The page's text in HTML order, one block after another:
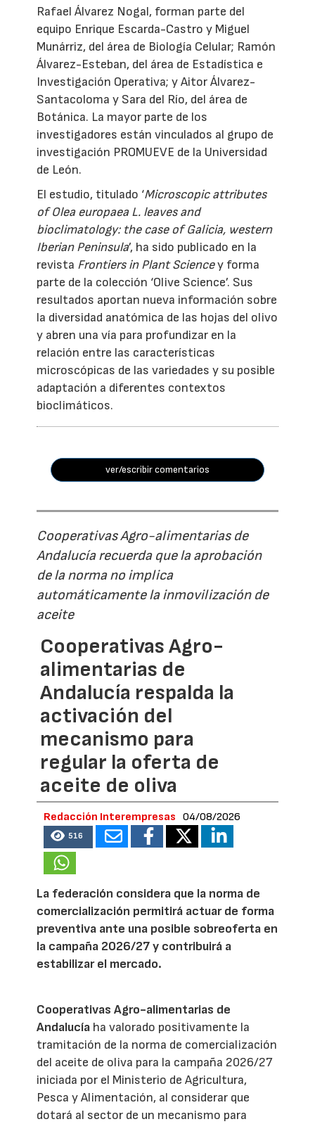
Rafael Álvarez Nogal, forman parte del
equipo Enrique Escarda-Castro y Miguel
Munárriz, del área de Biología Celular; Ramón
Álvarez-Esteban, del área de Estadística e
Investigación Operativa; y Aitor Álvarez-
Santacoloma y Sara del Río, del área de
Botánica. La mayor parte de los
investigadores están vinculados al grupo de
investigación PROMUEVE de la Universidad
de León.
El estudio, titulado ‘Microscopic attributes
of Olea europaea L. leaves and
bioclimatology: the case of Galicia, western
Iberian Peninsula’, ha sido publicado en la
revista Frontiers in Plant Sciencey forma
parte de la colección ‘Olive Science’. Sus
resultados aportan nueva información sobre
la diversidad anatómica de las hojas del olivo
y abren una vía para profundizar en la
relación entre las características
microscópicas de las variedades y su posible
adaptación a diferentes contextos
bioclimáticos.
ver/escribir comentarios
Cooperativas Agro-alimentarias de
Andalucía recuerda que la aprobación
de la norma no implica
automáticamente la inmovilización de
aceite
Cooperativas Agro-
alimentarias de
Andalucía respalda la
activación del
mecanismo para
regular la oferta de
aceite de oliva
Redacción Interempresas 04/08/2026
516
La federación considera que la norma de
comercialización permitirá actuar de forma
preventiva ante una posible sobreoferta en
la campaña 2026/27 y contribuirá a
estabilizar el mercado.
Cooperativas Agro-alimentarias de
Andalucía ha valorado positivamente la
tramitación de la norma de comercialización
del aceite de oliva para la campaña 2026/27
iniciada por el Ministerio de Agricultura,
Pesca y Alimentación, al considerar que
dotará al sector de un mecanismo para